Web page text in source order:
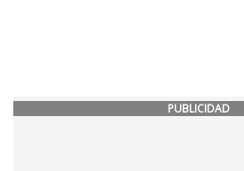
PUBLICIDAD